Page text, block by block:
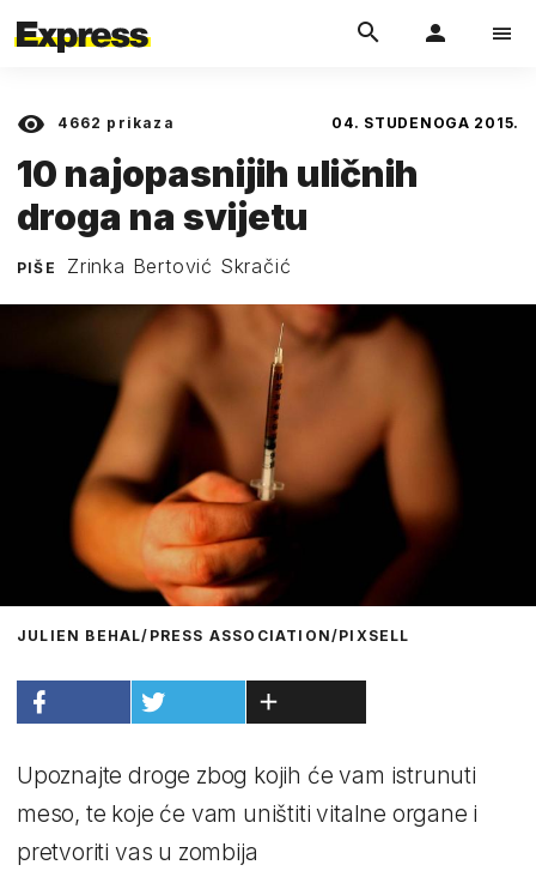
4662 prikaza 04. STUDENOGA 2015.
10 najopasnijih uličnih
droga na svijetu
PIŠE Zrinka Bertović Skračić
JULIEN BEHAL/PRESS ASSOCIATION/PIXSELL
Upoznajte droge zbog kojih će vam istrunuti
meso, te koje će vam uništiti vitalne organe i
pretvoriti vas u zombija